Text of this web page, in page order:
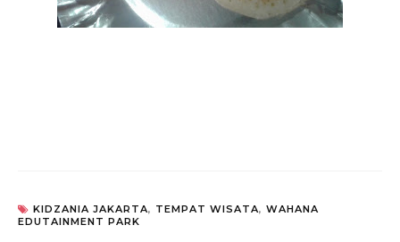
KIDZANIA JAKARTA, TEMPAT WISATA, WAHANA
EDUTAINMENT PARK